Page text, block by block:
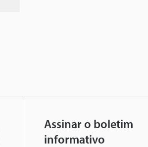
Assinar o boletim
informativo